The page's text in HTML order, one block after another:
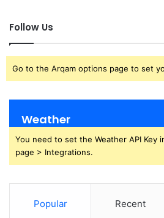
Follow Us
Go to the Arqam options page to set
Weather
You need to set the Weather API Key
page > Integrations.
Popular Recent